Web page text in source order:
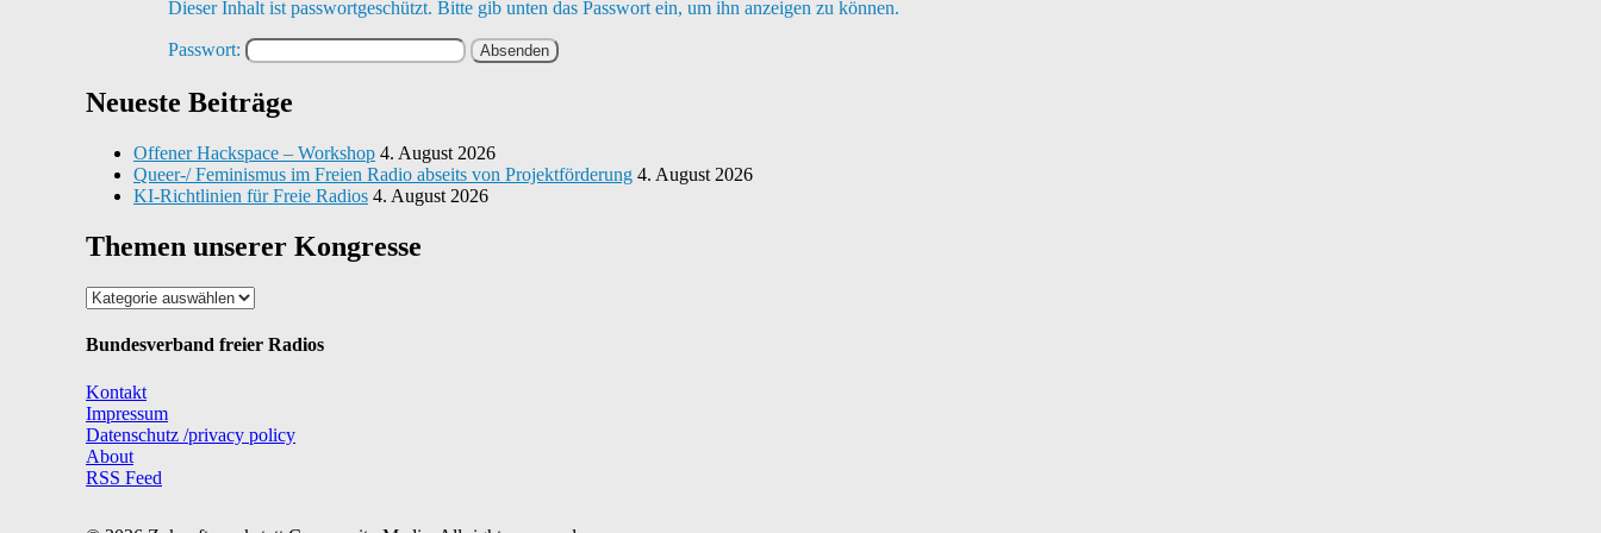
Dieser Inhalt ist passwortgeschützt. Bitte gib unten das Passwort ein, um ihn anzeigen zu können.
Passwort:
Neueste Beiträge
Offener Hackspace – Workshop 4. August 2026
Queer-/ Feminismus im Freien Radio abseits von Projektförderung 4. August 2026
KI-Richtlinien für Freie Radios 4. August 2026
Themen unserer Kongresse
Themen
Kongresse
Bundesverband freier Radios
Kontakt
Impressum
Datenschutz /privacy policy
About
RSS Feed